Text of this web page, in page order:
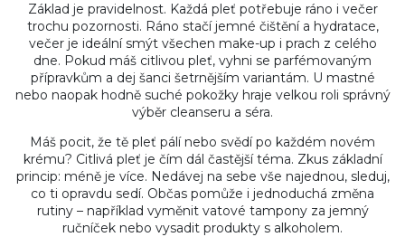
Základ je pravidelnost. Každá pleť potřebuje ráno i večer
trochu pozornosti. Ráno stačí jemné čištění a hydratace,
večer je ideální smýt všechen make-up i prach z celého
dne. Pokud máš citlivou pleť, vyhni se parfémovaným
přípravkům a dej šanci šetrnějším variantám. U mastné
nebo naopak hodně suché pokožky hraje velkou roli správný
výběr cleanseru a séra.
Máš pocit, že tě pleť pálí nebo svědí po každém novém
krému? Citlivá pleť je čím dál častější téma. Zkus základní
princip: méně je více. Nedávej na sebe vše najednou, sleduj,
co ti opravdu sedí. Občas pomůže i jednoduchá změna
rutiny – například vyměnit vatové tampony za jemný
ručníček nebo vysadit produkty s alkoholem.